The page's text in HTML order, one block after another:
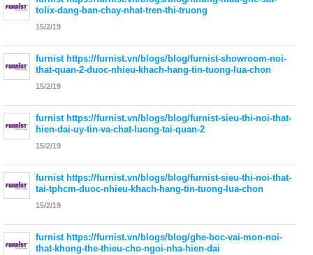
tolix-dang-ban-chay-nhat-tren-thi-truong
15/2/19
furnist https://furnist.vn/blogs/blog/furnist-showroom-noi-
that-quan-2-duoc-nhieu-khach-hang-tin-tuong-lua-chon
15/2/19
furnist https://furnist.vn/blogs/blog/furnist-sieu-thi-noi-that-
hien-dai-uy-tin-va-chat-luong-tai-quan-2
15/2/19
furnist https://furnist.vn/blogs/blog/furnist-sieu-thi-noi-that-
tai-tphcm-duoc-nhieu-khach-hang-tin-tuong-lua-chon
15/2/19
furnist https://furnist.vn/blogs/blog/ghe-boc-vai-mon-noi-
that-khong-the-thieu-cho-ngoi-nha-hien-dai